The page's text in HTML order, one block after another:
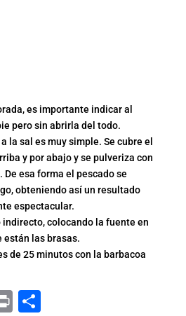
es importante indicar al
pero sin abrirla del todo.
la sal es muy simple. Se cubre el
y por abajo y se pulveriza con
De esa forma el pescado se
obteniendo así un resultado
espectacular.
indirecto, colocando la fuente en
están las brasas.
de 25 minutos con la barbacoa
Print